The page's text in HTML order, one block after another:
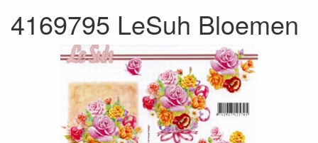
4169795 LeSuh Bloemen